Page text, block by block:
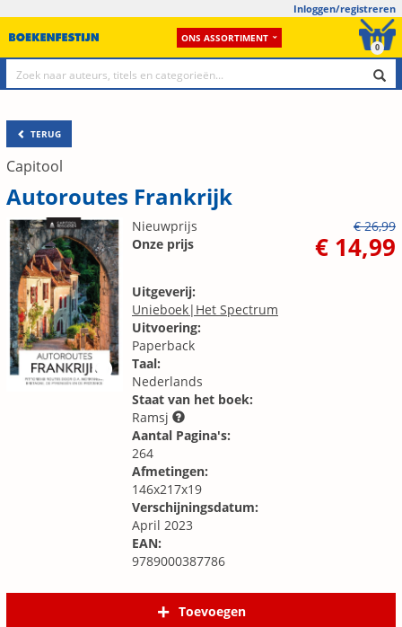
Inloggen/registreren
ONS ASSORTIMENT
0
TERUG
Capitool
Autoroutes Frankrijk
Nieuwprijs
€ 26,99
Onze prijs
€ 14,99
Uitgeverij:
Unieboek|Het Spectrum
Uitvoering:
Paperback
Taal:
Nederlands
Staat van het boek:
Ramsj
Aantal Pagina's:
264
Afmetingen:
146x217x19
Verschijningsdatum:
April 2023
EAN:
9789000387786
Toevoegen